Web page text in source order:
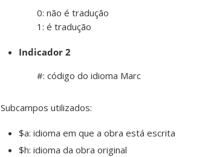
0: não é tradução
1: é tradução
Indicador 2
#: código do idioma Marc
Subcampos utilizados:
$a: idioma em que a obra está escrita
$h: idioma da obra original